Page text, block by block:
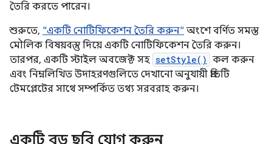
তৈরি করতে পারেন।
শুরুতে, "একটি নোটিফিকেশন তৈরি করুন" অংশে বর্ণিত সমস্ত
মৌলিক বিষয়বস্তু দিয়ে একটি নোটিফিকেশন তৈরি করুন।
তারপর, একটি স্টাইল অবজেক্ট সহ setStyle() কল করুন
এবং নিম্নলিখিত উদাহরণগুলিতে দেখানো অনুযায়ী প্রতিটি
টেমপ্লেটের সাথে সম্পর্কিত তথ্য সরবরাহ করুন।
একটি বড় ছবি যোগ করুন